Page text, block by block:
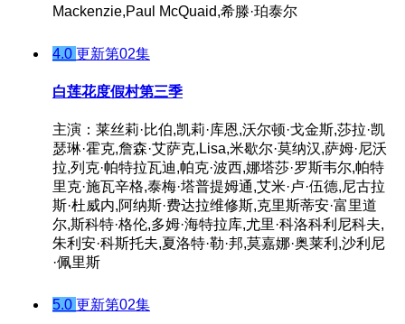
Mackenzie,Paul McQuaid,希滕·珀泰尔
4.0 更新第02集
白莲花度假村第三季
主演：莱丝莉·比伯,凯莉·库恩,沃尔顿·戈金斯,莎拉·凯
瑟琳·霍克,詹森·艾萨克,Lisa,米歇尔·莫纳汉,萨姆·尼沃
拉,列克·帕特拉瓦迪,帕克·波西,娜塔莎·罗斯韦尔,帕特
里克·施瓦辛格,泰梅·塔普提姆通,艾米·卢·伍德,尼古拉
斯·杜威内,阿纳斯·费达拉维修斯,克里斯蒂安·富里道
尔,斯科特·格伦,多姆·海特拉库,尤里·科洛科利尼科夫,
朱利安·科斯托夫,夏洛特·勒·邦,莫嘉娜·奥莱利,沙利尼
·佩里斯
5.0 更新第02集